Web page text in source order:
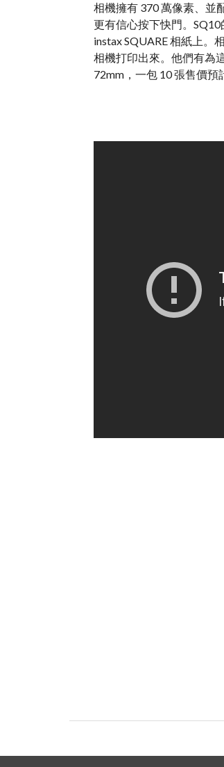
相機擁有 370 萬像素、並
更有信心按下快門。
instax SQUARE 相紙上。
相機打印出來。他們有為
72mm，一包 10 張售價預